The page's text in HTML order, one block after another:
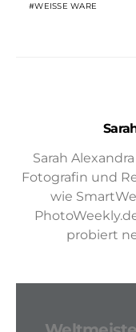
WEISSE WARE
Sarah
Fotografin und
wie
probiert